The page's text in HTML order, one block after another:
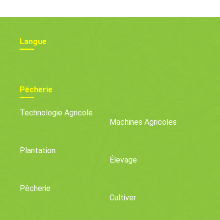
Langue
Pêcherie
Technologie Agricole
Machines Agricoles
Plantation
Élevage
Pêcherie
Cultiver